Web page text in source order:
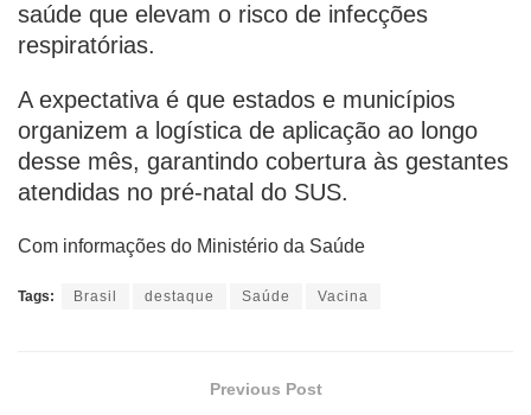
saúde que elevam o risco de infecções
respiratórias.
A expectativa é que estados e municípios
organizem a logística de aplicação ao longo
desse mês, garantindo cobertura às gestantes
atendidas no pré-natal do SUS.
Com informações do Ministério da Saúde
Tags: Brasil destaque Saúde Vacina
Previous Post